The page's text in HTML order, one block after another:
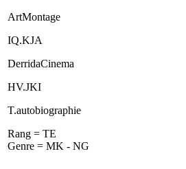
ArtMontage
IQ.KJA
DerridaCinema
HV.JKI
T.autobiographie
Rang = TE
Genre = MK - NG